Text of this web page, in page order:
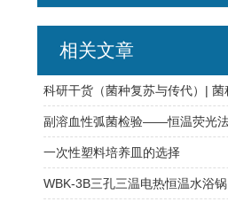
相关文章
一次性塑料培养皿的选择
WBK-3B三孔三温电热恒温水浴锅